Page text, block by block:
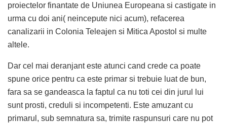
proiectelor finantate de Uniunea Europeana si castigate in
urma cu doi ani( neincepute nici acum), refacerea
canalizarii in Colonia Teleajen si Mitica Apostol si multe
altele.
Dar cel mai deranjant este atunci cand crede ca poate
spune orice pentru ca este primar si trebuie luat de bun,
fara sa se gandeasca la faptul ca nu toti cei din jurul lui
sunt prosti, creduli si incompetenti. Este amuzant cu
primarul, sub semnatura sa, trimite raspunsuri care nu pot